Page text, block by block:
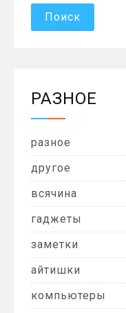
РАЗНОЕ
разное
другое
всячина
гаджеты
заметки
айтишки
компьютеры